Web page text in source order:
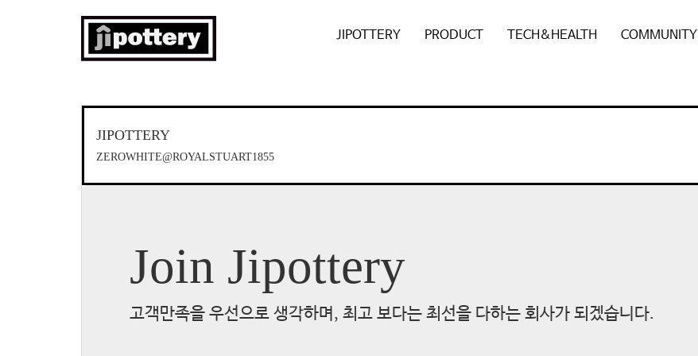
JIPOTTERY PRODUCT TECH&HEALTH COMMUNITY
JIPOTTERY
ZEROWHITE@ROYALSTUART1855
Join Jipottery
고객만족을 우선으로 생각하며, 최고 보다는 최선을 다하는 회사가 되겠습니다.